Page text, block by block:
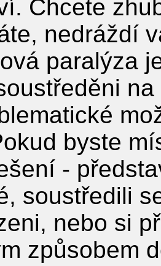
Chcete
nedráždí
paralýza
byste
-
soustředili
nebo si
způsobem